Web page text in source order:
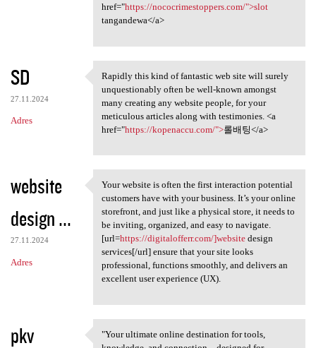
href="https://nococrimestoppers.com/">slot
tangandewa</a>
SD
27.11.2024
Adres
Rapidly this kind of
Rapidly this kind of fantastic web site will surely
unquestionably often be well-known amongst
many creating any website people, for your
meticulous articles along with testimonies. <a
href="https://kopenaccu.com/">롤배팅</a>
website
design ...
27.11.2024
Adres
Your website is often the
Your website is often the first interaction potential
customers have with your business. It’s your online
storefront, and just like a physical store, it needs to
be inviting, organized, and easy to navigate.
[url=https://digitalofferr.com/]websitedesign
services[/url] ensure that your site looks
professional, functions smoothly, and delivers an
excellent user experience (UX).
pkv
"Your ultimate online destination for tools,